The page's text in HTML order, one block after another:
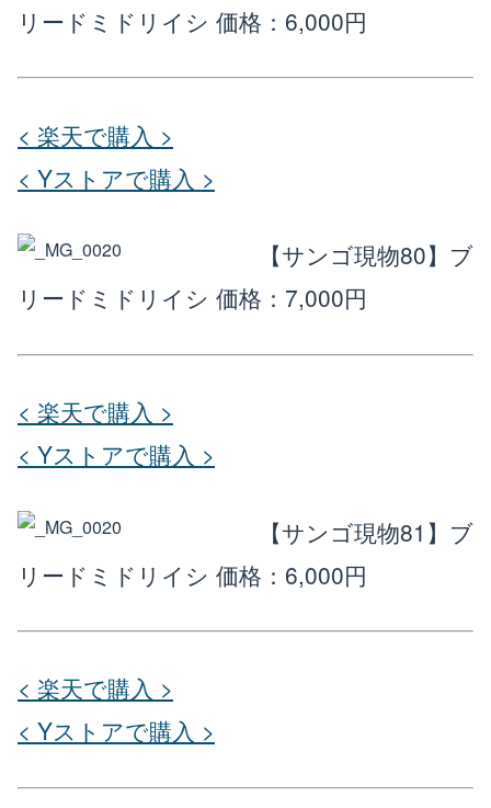
リードミドリイシ 価格：6,000円
< 楽天で購入 >
< Yストアで購入 >
【サンゴ現物80】ブ
リードミドリイシ 価格：7,000円
< 楽天で購入 >
< Yストアで購入 >
【サンゴ現物81】ブ
リードミドリイシ 価格：6,000円
< 楽天で購入 >
< Yストアで購入 >